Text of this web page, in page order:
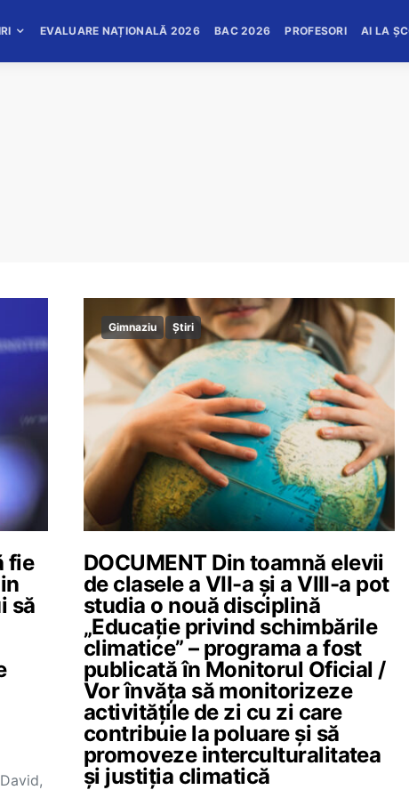
EVALUARE NAȚIONALĂ 2026 BAC 2026 PROFESORI AI LA
fie
să
Gimnaziu Știri
DOCUMENT Din toamnă elevii
de clasele a VII-a și a VIII-a pot
studia o nouă disciplină
„Educație privind schimbările
climatice” – programa a fost
publicată în Monitorul Oficial /
Vor învăța să monitorizeze
activitățile de zi cu zi care
contribuie la poluare și să
promoveze interculturalitatea
și justiția climatică